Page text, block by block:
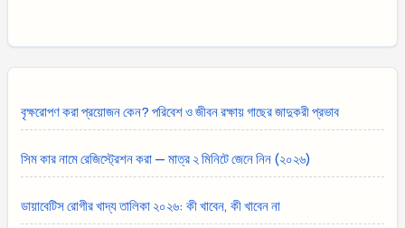
বৃক্ষরোপণ করা প্রয়োজন কেন? পরিবেশ ও জীবন রক্ষায় গাছের জাদুকরী প্রভাব
সিম কার নামে রেজিস্ট্রেশন করা — মাত্র ২ মিনিটে জেনে নিন (২০২৬)
ডায়াবেটিস রোগীর খাদ্য তালিকা ২০২৬: কী খাবেন, কী খাবেন না